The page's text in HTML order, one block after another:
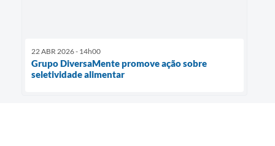
22 ABR 2026 - 14h00
Grupo DiversaMente promove ação sobre
seletividade alimentar